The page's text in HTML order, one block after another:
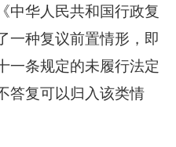
中华人民共和国行政复
一种复议前置情形，即
一条规定的未履行法定
答复可以归入该类情